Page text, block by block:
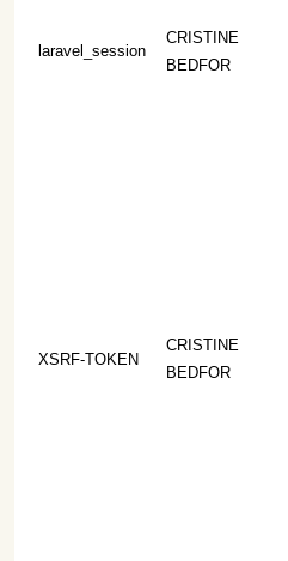
laravel_session
CRISTINE
BEDFOR
XSRF-TOKEN
CRISTINE
BEDFOR